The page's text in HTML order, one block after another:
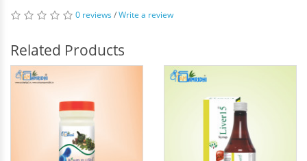
0 reviews/Write a review
Related Products